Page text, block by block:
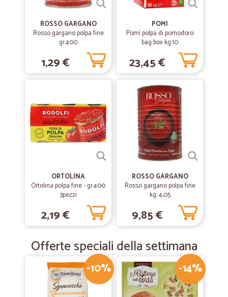
ROSSO GARGANO
Rosso gargano polpa fine
gr.400
1,29 €
POMI
Pomì polpa di pomodoro
bag box kg.10
23,45 €
ORTOLINA
Ortolina polpa fine - gr.400
3pezzi
2,19 €
ROSSO GARGANO
Rosso gargano polpa fine
kg. 4,05
9,85 €
Offerte speciali della settimana
-10% -14%